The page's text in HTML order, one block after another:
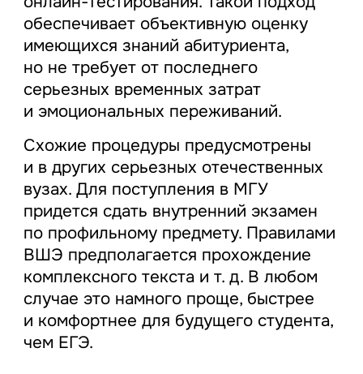
обеспечивает объективную оценку
имеющихся знаний абитуриента,
но не требует от последнего
серьезных временных затрат
и эмоциональных переживаний.
Схожие процедуры предусмотрены
и в других серьезных отечественных
вузах. Для поступления в МГУ
придется сдать внутренний экзамен
по профильному предмету. Правилами
ВШЭ предполагается прохождение
комплексного текста и т. д. В любом
случае это намного проще, быстрее
и комфортнее для будущего студента,
чем ЕГЭ.